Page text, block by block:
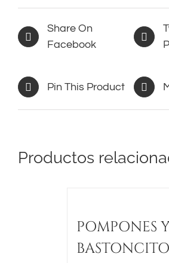
Share On
Facebook
Pin This Product
Productos
POMPONES